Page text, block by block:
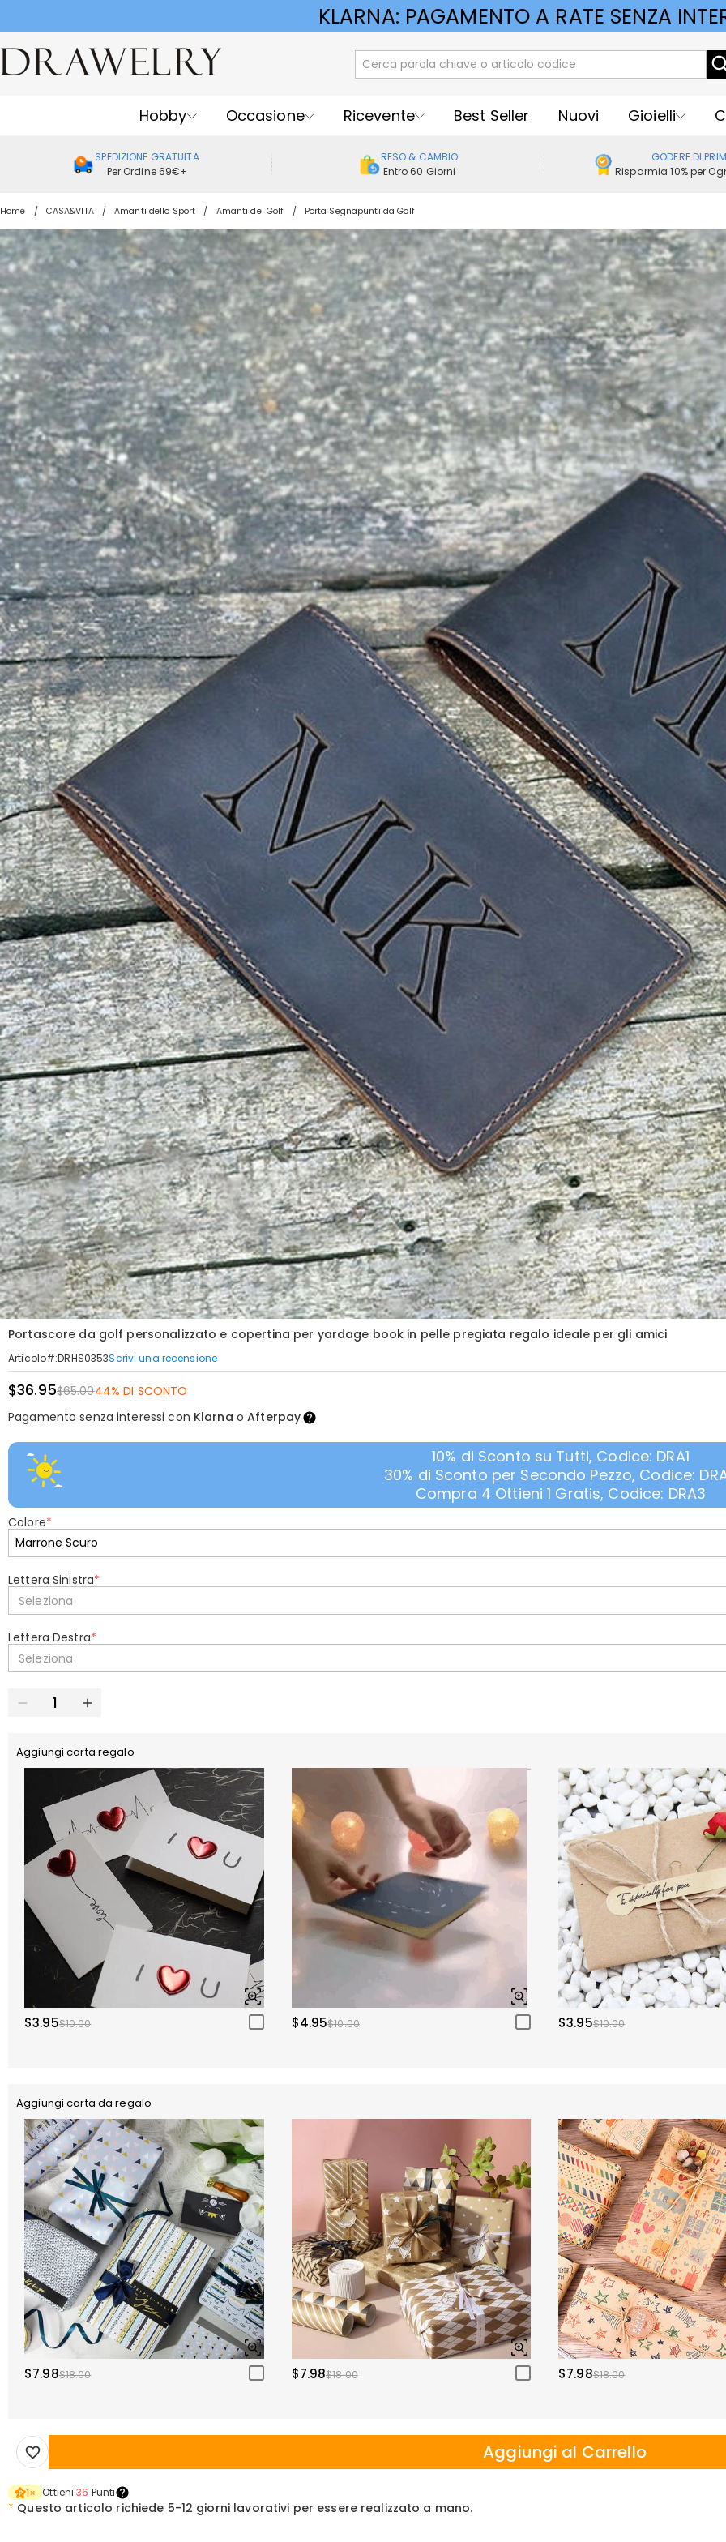
KLARNA: PAGAMENTO A RATE SENZA
Hobby Occasione Ricevente Best Seller Nuovi Gioielli
SPEDIZIONE GRATUITA
Per Ordine 69€+
RESO & CAMBIO
Entro 60 Giorni
GODERE DI
Risparmia 10% per
Home CASA&VITA Amanti dello Sport Amanti del Golf Porta Segnapunti da Golf
Portascore da golf personalizzato e copertina per yardage book in pelle pregiata regalo ideale per gli amici
Articolo#:DRHS0353Scrivi una recensione
$36.95$65.0044% DI SCONTO
Pagamento senza interessi con Klarna oAfterpay
10% di Sconto su Tutti, Codice: DRA1
30% di Sconto per Secondo Pezzo, Codice:
Compra 4 Ottieni 1 Gratis, Codice: DRA3
Colore*
Lettera Sinistra*
Seleziona
Lettera Destra*
Seleziona
Aggiungi carta regalo
$3.95$10.00 $4.95$10.00 $3.95$10.00
Aggiungi carta da regalo
$7.98$18.00 $7.98$18.00 $7.98$18.00
Aggiungi al Carrello
1× Ottieni36 Punti
* Questo articolo richiede 5-12 giorni lavorativi per essere realizzato a mano.